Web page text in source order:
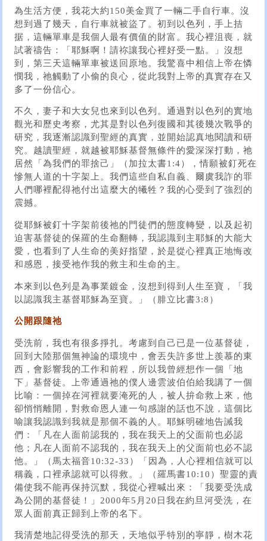
為生活方便，我花大約150美金買了一輛二手自行車。沒
想到過了幾天，自行車就被盜了。初到以色列，手上拮
据，這輛單車是我個人最有價值的財富。我心裡沮喪，就
試著禱告：「耶穌啊！請祢讓我心裡好受一點。」沒想
到，第三天這輛單車被送回原地。我驚喜中相信上帝在憐
憫我，祂觸動了小偷的良心，從此我對上帝的真實存在又
多了一份信心。
不久，妻子和大女兒也來到以色列。通過對以色列的實地
觀光和歷史考察，尤其是對以色列復國和其後幾次戰爭的
研究，我逐漸認識到聖經的真實，並開始認真地閱讀和研
究。越讀聖經，就越被耶穌基督無條件的愛深深打動，祂
居然「為我們的罪捨己」（加拉太書1:4），情願被釘死在
慘無人道的十字架上。我們這些自私自義、爾虞我詐的罪
人們哪裡配得祂付出這麼大的犧牲？我的心受到了強烈的
震撼。
從耶穌被釘十字架前後祂的門徒們的態度轉變，以及起初
迫害基督徒的保羅的生命翻轉，我認識到主耶穌的大能大
愛，也看到了人生命的美好指望，於是從心裡真正地悔改
和感恩，接受祂作我的救主和生命的主。
本來到以色列是為事業鍍金，沒想到得到人生至寶，「我
以認識我主基督耶穌為至寶。」（腓立比書3:8）
公開跟隨祂
受洗前，我也有很多掙扎。考慮到自己已是一位基督徒，
回到大陸那個無神論的環境中，會丟失許多世上羨慕的東
西，會影響我的工作和前程，所以我曾經想作一個「地
下」基督徒。上帝通過祂的僕人邊雲波伯伯給我講了一個
比喻：一個掉在河裡就要淹死的人，被人拚命救上來，他
卻悄悄離開，對救命恩人連一句感謝的話也不說，這個比
喻讓我認識到我就是那個不義的人。耶穌明確地告誡我
們：「凡在人面前認我的，我在我天上的父面前也必認
他；凡在人面前不認我的，我在我天上的父面前也必不認
他。」（馬太福音10:32-33）「因為，人心裡相信就可以
稱義，口裡承認就可以得救。」（羅馬書10:10）聖靈的責
備使我不能再保持沉默，我從心裡喊出來：「我要受洗成
為公開的基督徒！」2000年5月20日我在約旦河受洗，在
眾人面前真正歸到上帝的名下。
我清楚地記得受洗的那天，天地似乎特別的寧靜，樹木花